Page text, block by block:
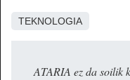
TEKNOLOGIA
ATARIA ez da soilik